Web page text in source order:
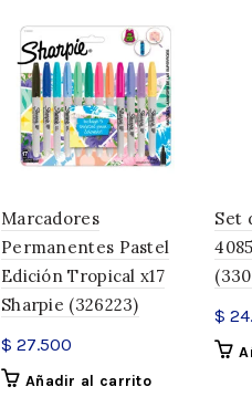
SKU:325014
Categoría:Marcadores
Compartir
Marcadores
Permanentes Pastel
Edición Tropical x17
Sharpie (326223)
$ 27.500
Añadir al carrito
Set
$